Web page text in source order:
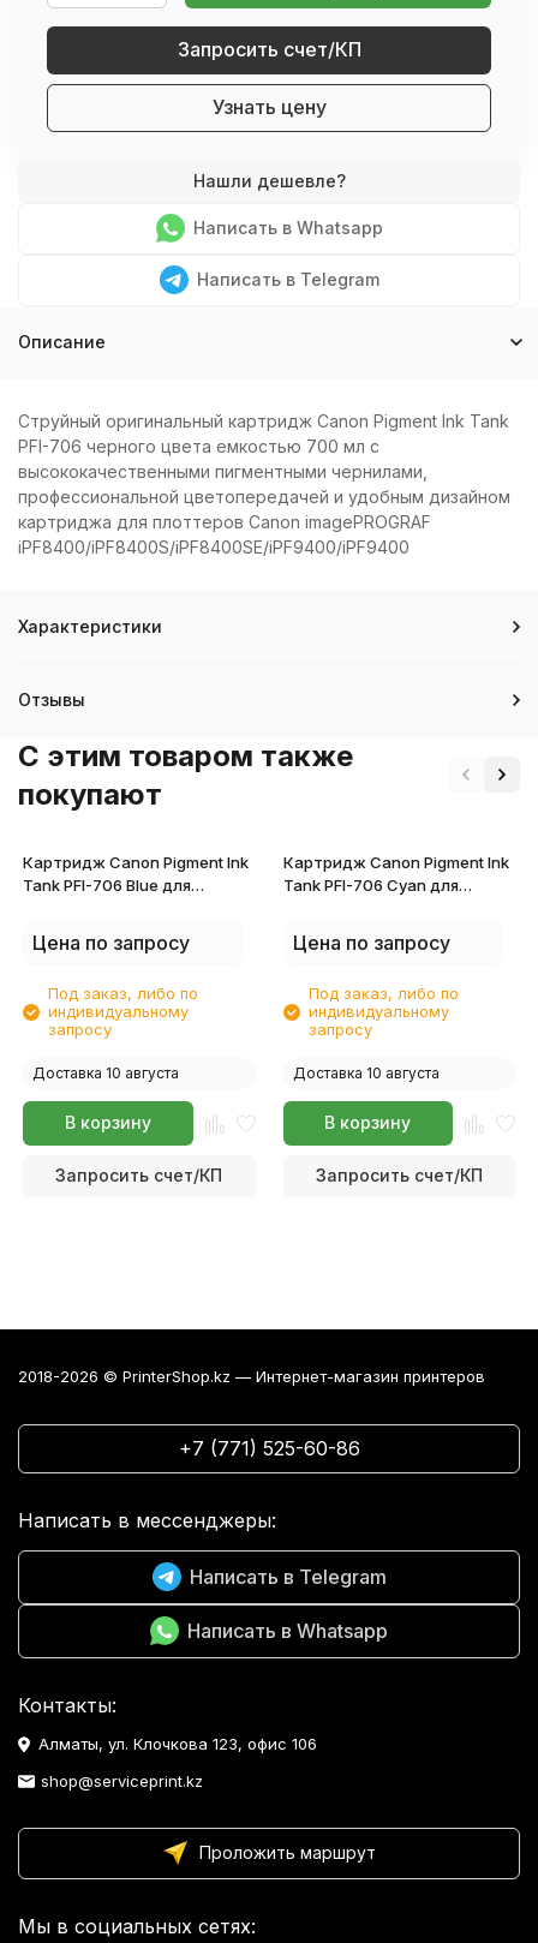
Запросить счет/КП
Узнать цену
Написать в Whatsapp
Написать в Telegram
Описание
Струйный оригинальный картридж Canon Pigment Ink Tank
PFI-706 черного цвета емкостью 700 мл с
высококачественными пигментными чернилами,
профессиональной цветопередачей и удобным дизайном
картриджа для плоттеров Canon imagePROGRAF
iPF8400/iPF8400S/iPF8400SE/iPF9400/iPF9400
Характеристики
Отзывы
C этим товаром также
покупают
Картридж Canon Pigment Ink
Tank PFI-706 Blue для
6689B001
Цена по запросу
Под заказ, либо по
индивидуальному
запросу
Доставка 10 августа
В корзину
Запросить счет/КП
Картридж Canon Pigment Ink
Tank PFI-706 Cyan для
6682B001
Цена по запросу
Под заказ, либо по
индивидуальному
запросу
Доставка 10 августа
В корзину
Запросить счет/КП
2018-2026 © PrinterShop.kz — Интернет-магазин принтеров
+7 (771) 525-60-86
Написать в мессенджеры:
Написать в Telegram
Написать в Whatsapp
Контакты:
Алматы, ул. Клочкова 123, офис 106
shop@serviceprint.kz
Проложить маршрут
Мы в социальных сетях: